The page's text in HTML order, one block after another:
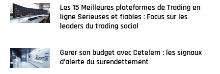
Les 15 Meilleures plateformes de Trading en
ligne Serieuses et fiables : Focus sur les
leaders du trading social
Gerer son budget avec Cetelem : les signaux
d’alerte du surendettement